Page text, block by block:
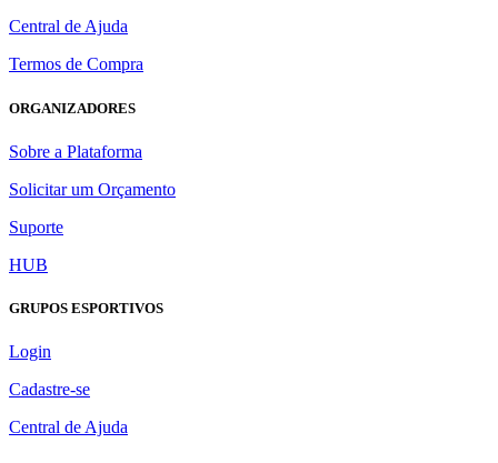
Central de Ajuda
Termos de Compra
ORGANIZADORES
Sobre a Plataforma
Solicitar um Orçamento
Suporte
HUB
GRUPOS ESPORTIVOS
Login
Cadastre-se
Central de Ajuda